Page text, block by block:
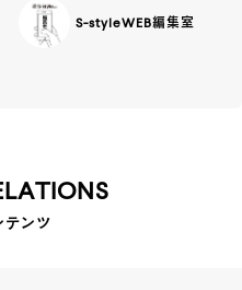
S-styleWEB編集室
テンツ